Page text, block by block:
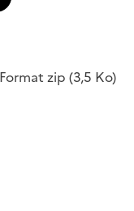
Format zip (3,5 Ko)